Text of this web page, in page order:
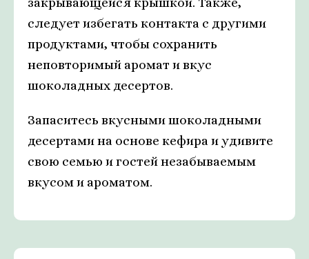
следует избегать контакта с другими
продуктами, чтобы сохранить
неповторимый аромат и вкус
шоколадных десертов.
Запаситесь вкусными шоколадными
десертами на основе кефира и удивите
свою семью и гостей незабываемым
вкусом и ароматом.